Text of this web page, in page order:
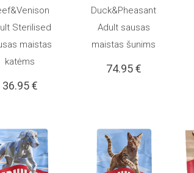
Sterilised
maistas
katėms
36.95€
Į KREPŠELĮ
Duck&Pheasant
Adult sausas
maistas šunims
74.95€